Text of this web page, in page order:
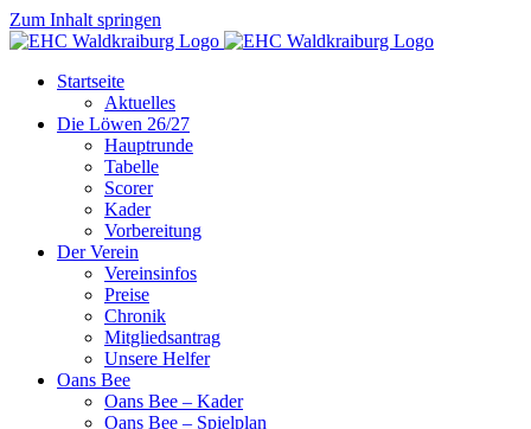
Zum Inhalt springen
Startseite
Aktuelles
Die Löwen 26/27
Hauptrunde
Tabelle
Scorer
Kader
Vorbereitung
Der Verein
Vereinsinfos
Preise
Chronik
Mitgliedsantrag
Unsere Helfer
Oans Bee
Oans Bee – Kader
Oans Bee – Spielplan